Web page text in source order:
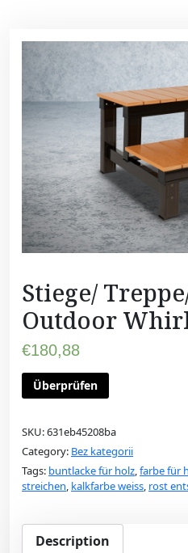
Stiege/
Outdoor
€180,88
Überprüfen
SKU:631eb45208ba
Category: Bez kategorii
Tags: buntlacke für holz farbe für
streichen kalkfarbe weiss rost
Description